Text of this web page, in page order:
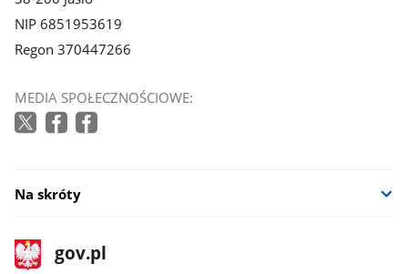
NIP 6851953619
Regon 370447266
MEDIA SPOŁECZNOŚCIOWE:
Na skróty
stopka
gov.pl
Strona
gov.pl